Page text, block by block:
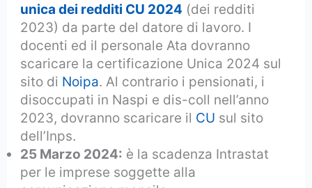
unica dei redditi CU 2024 (dei redditi
2023) da parte del datore di lavoro. I
docenti ed il personale Ata dovranno
scaricare la certificazione Unica 2024 sul
sito di Noipa. Al contrario i pensionati, i
disoccupati in Naspi e dis-coll nell’anno
2023, dovranno scaricare il CU sul sito
dell’Inps.
25 Marzo 2024: è la scadenza Intrastat
per le imprese soggette alla